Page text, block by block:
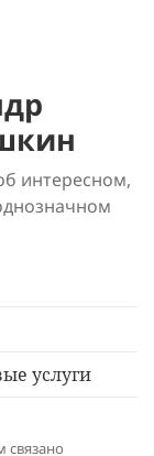
интересном,
услуги
связано